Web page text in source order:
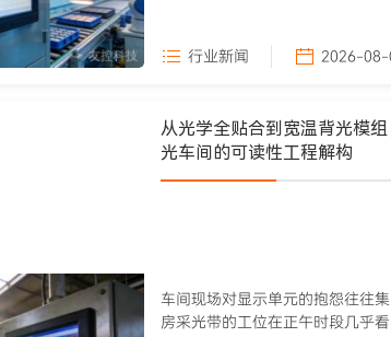
行业新闻 2026-
从光学全贴合到宽温背光模
光车间的可读性工程解构
车间现场对显示单元的抱怨往往
房采光带的工位在正午时段几乎